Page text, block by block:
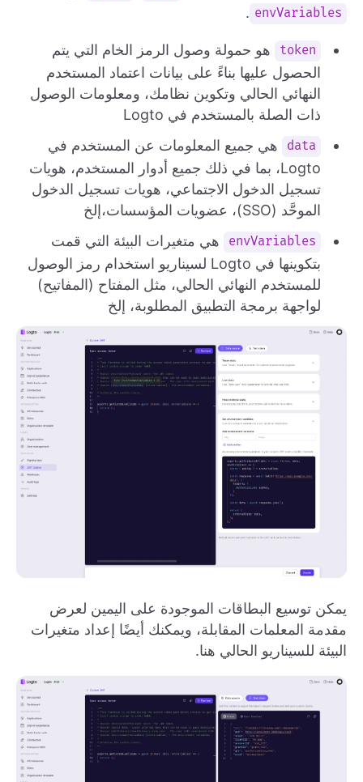
envVariables
.
token
هو حمولة وصول الرمز الخام التي يتم
الحصول عليها بناءً على بيانات اعتماد المستخدم
النهائي الحالي وتكوين نظامك، ومعلومات الوصول
ذات الصلة بالمستخدم في Logto
data
هي جميع المعلومات عن المستخدم في
Logto، بما في ذلك جميع أدوار المستخدم، هويات
تسجيل الدخول الاجتماعي، هويات تسجيل الدخول
الموحَّد (SSO)، عضويات المؤسسات،إلخ
envVariables
هي متغيرات البيئة التي قمت
بتكوينها في Logto لسيناريو استخدام رمز الوصول
للمستخدم النهائي الحالي، مثل المفتاح (المفاتيح)
لواجهة برمجة التطبيق المطلوبة، إلخ
يمكن توسيع البطاقات الموجودة على اليمين لعرض
مقدمة المعلمات المقابلة، ويمكنك أيضًا إعداد متغيرات
البيئة للسيناريو الحالي هنا.